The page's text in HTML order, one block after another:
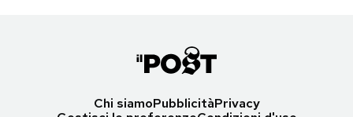
Chi siamoPubblicitàPrivacy